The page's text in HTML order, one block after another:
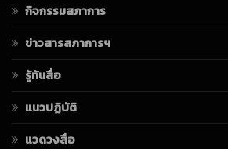
กิจกรรมสภาการ
ข่าวสารสภาการฯ
รู้ทันสื่อ
แนวปฏิบัติ
แวดวงสื่อ